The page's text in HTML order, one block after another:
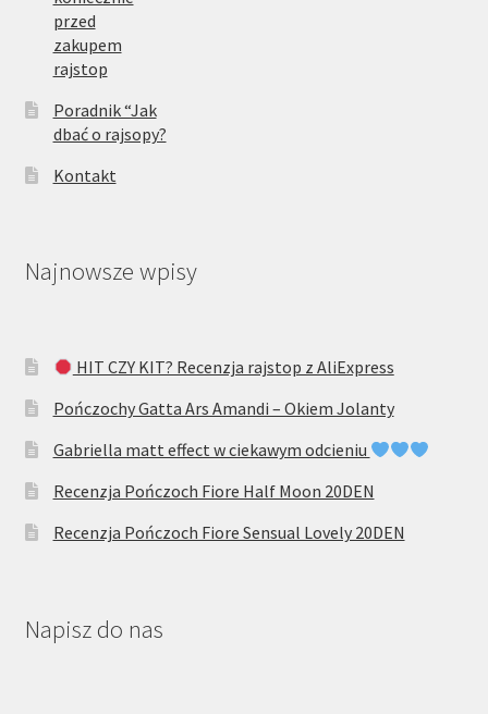
przed
zakupem
rajstop
Poradnik “Jak
dbać o rajsopy?
Kontakt
Najnowsze wpisy
HIT CZY KIT? Recenzja rajstop z AliExpress
Pończochy Gatta Ars Amandi – Okiem Jolanty
Gabriella matt effect w ciekawym odcieniu
Recenzja Pończoch Fiore Half Moon 20DEN
Recenzja Pończoch Fiore Sensual Lovely 20DEN
Napisz do nas